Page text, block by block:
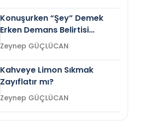
Konuşurken “Şey” Demek
Erken Demans Belirtisi
Olabilir mi?Zeynep GÜÇLÜCAN
Kahveye Limon Sıkmak
Zayıflatır mı?
Zeynep GÜÇLÜCAN